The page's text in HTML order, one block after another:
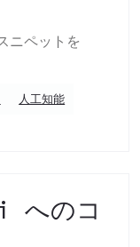
ニペットを
人工知能
へのコ